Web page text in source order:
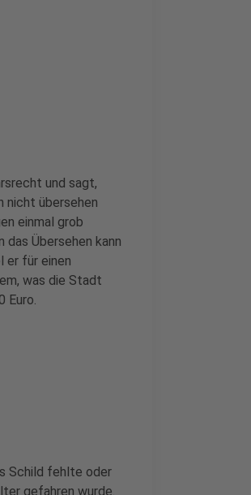
und sagt,
nicht übersehen
einmal grob
Übersehen kann
er für einen
was die Stadt
Euro.
Schild fehlte oder
gefahren wurde.